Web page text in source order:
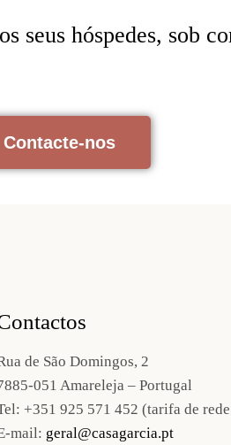
seus hóspedes, sob
Contacte-nos
de São Domingos, 2
051 Amareleja – Portugal
+351 925 571 452 (tarifa de
mail: geral@casagarcia.pt